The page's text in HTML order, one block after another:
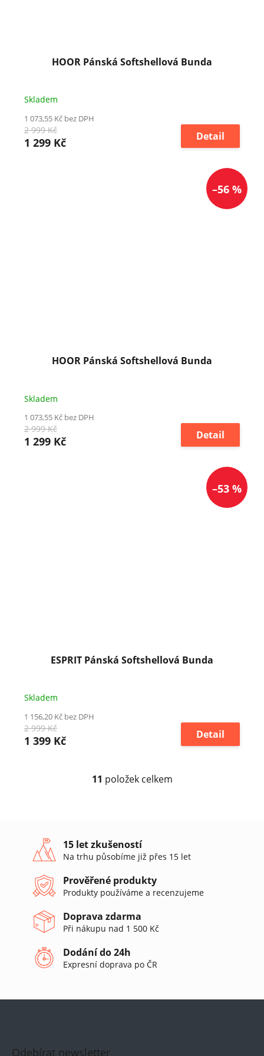
HOOR Pánská Softshellová Bunda
Skladem
1 073,55 Kč bez DPH
2 999 Kč
1 299 Kč Detail
–56 %
HOOR Pánská Softshellová Bunda
Skladem
1 073,55 Kč bez DPH
2 999 Kč
1 299 Kč Detail
–53 %
ESPRIT Pánská Softshellová Bunda
Skladem
1 156,20 Kč bez DPH
2 999 Kč
1 399 Kč Detail
O
a
c
í
p
r
v
y
v
i
s
11 položek celkem
15 let zkušeností
Na trhu působíme již přes 15 let
Prověřené produkty
Produkty používáme a recenzujeme
Doprava zdarma
Při nákupu nad 1 500 Kč
Dodání do 24h
Expresní doprava po ČR
Odebírat newsletter